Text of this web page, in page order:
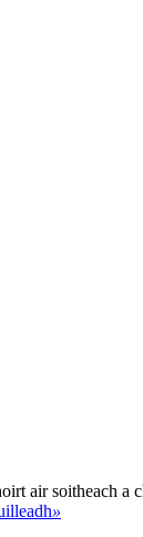
air soitheach
»